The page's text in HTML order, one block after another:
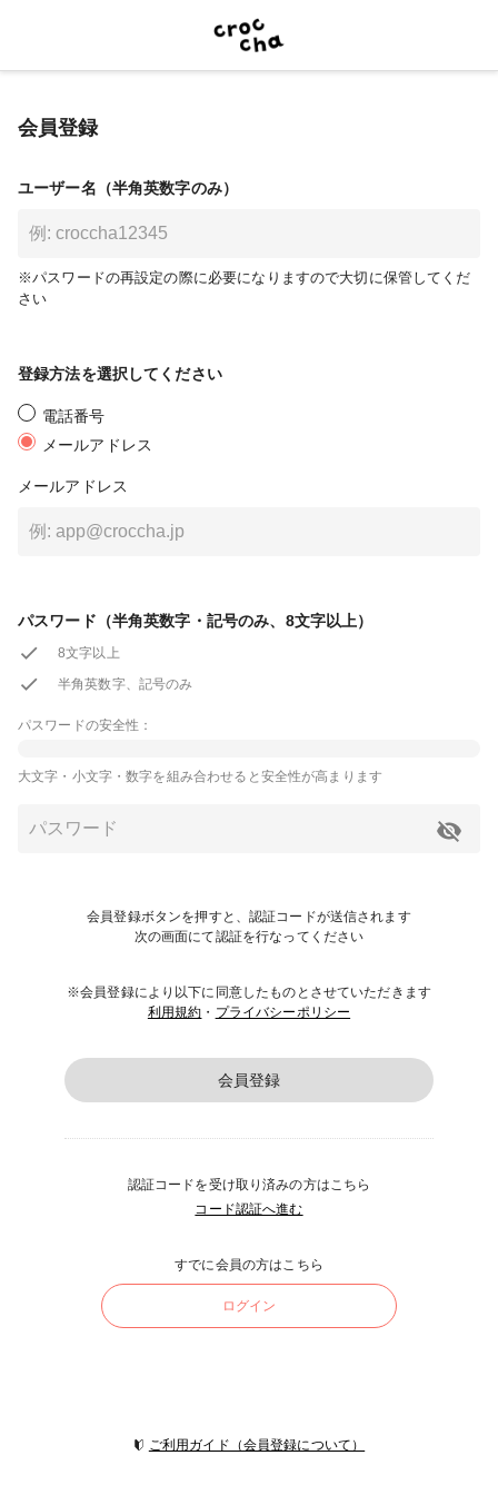
会員登録
ユーザー名（半角英数字のみ）
※パスワードの再設定の際に必要になりますので大切に保管してくだ
さい
登録方法を選択してください
電話番号
メールアドレス
メールアドレス
パスワード（半角英数字・記号のみ、8文字以上）
8文字以上
半角英数字、記号のみ
パスワードの安全性：
大文字・小文字・数字を組み合わせると安全性が高まります
会員登録ボタンを押すと、認証コードが送信されます
次の画面にて認証を行なってください
※会員登録により以下に同意したものとさせていただきます
利用規約 ・ プライバシーポリシー
会員登録
認証コードを受け取り済みの方はこちら
コード認証へ進む
すでに会員の方はこちら
ログイン
ご利用ガイド（会員登録について）